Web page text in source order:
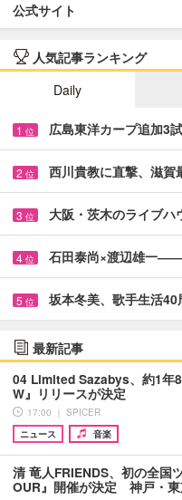
公式サイト
人気記事ランキング
Daily
1 位 広島東洋カープ追加
2 位 西川貴教に直撃、滋
3 位 大阪・茨木のライブ
4 位 石田泰尚×渡辺雄一
5 位 坂本冬美、歌手生活
最新記事
04 Limited Sazabys、約1年
W』リリースが決定
17:00 ｜ SPICER
ニュース
音楽
清 竜人FRIENDS、初の全国
OUR』開催が決定 神戸・